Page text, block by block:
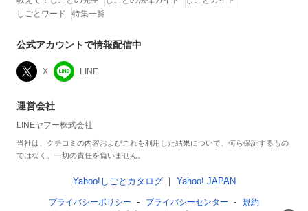
しごとワード
特集一覧
公式アカウントで情報配信中
X LINE
運営会社
LINEヤフー株式会社
当社は、クチコミの内容およびこれを利用した結果について、何ら保証するもの
ではなく、一切の責任を負いません。
Yahoo!しごとカタログ Yahoo! JAPAN
プライバシーポリシー プライバシーセンター
規約